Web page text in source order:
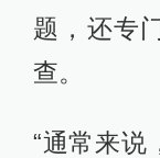
题，还专
查。
“通常来说